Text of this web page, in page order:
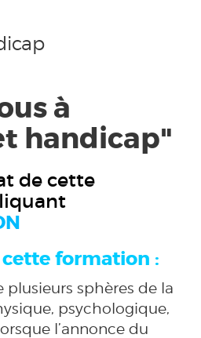
à
handicap"
de cette
formation :
plusieurs sphères de la
psychologique,
l’annonce du